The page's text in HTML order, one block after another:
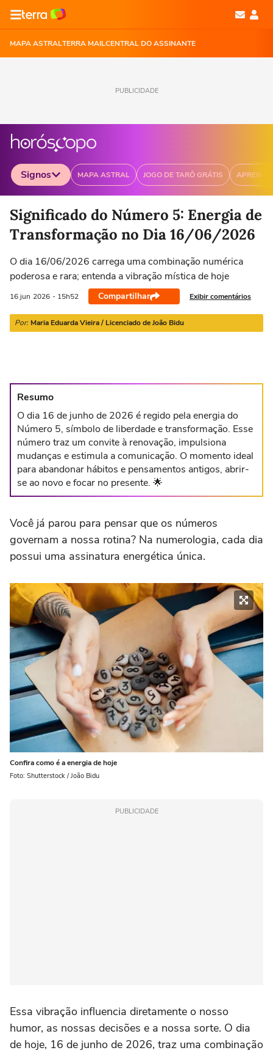
MAPA ASTRALTERRA MAILCENTRAL DO ASSINANTE
PUBLICIDADE
Signos MAPA ASTRAL JOGO DE TARÔ GRÁTIS
Selecione o signo para ver as notícias
Áries
21/03 a 20/04
Touro
21/04 a 20/05
Gêmeos
21/05 a 20/06
Câncer
21/06 a 21/07
Significado do Número 5: Energia de
Transformação no Dia 16/06/2026
O dia 16/06/2026 carrega uma combinação numérica
poderosa e rara; entenda a vibração mística de hoje
16 jun 2026 - 15h52 Compartilhar Exibir comentários
Por: Maria Eduarda Vieira / Licenciado de João Bidu
Resumo
O dia 16 de junho de 2026 é regido pela energia do
Número 5, símbolo de liberdade e transformação. Esse
número traz um convite à renovação, impulsiona
mudanças e estimula a comunicação. O momento ideal
para abandonar hábitos e pensamentos antigos, abrir-
se ao novo e focar no presente. 🌟
Você já parou para pensar que os números
governam a nossa rotina? Na numerologia, cada dia
possui uma assinatura energética única.
Confira como é a energia de hoje
Foto: Shutterstock / João Bidu
PUBLICIDADE
Essa vibração influencia diretamente o nosso
humor, as nossas decisões e a nossa sorte. O dia
de hoje, 16 de junho de 2026, traz uma combinação